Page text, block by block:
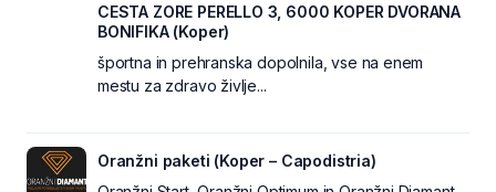
CESTA ZORE PERELLO 3, 6000 KOPER DVORANA
BONIFIKA (Koper)
športna in prehranska dopolnila, vse na enem
mestu za zdravo življe...
Oranžni paketi (Koper – Capodistria)